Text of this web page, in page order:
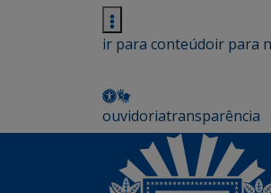
ir para conteúdoir para
ouvidoriatransparência